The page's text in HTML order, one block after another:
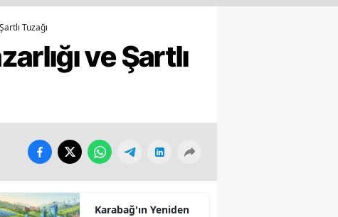
Tuzağı
ve Şartlı
Karabağ'ın Yeniden